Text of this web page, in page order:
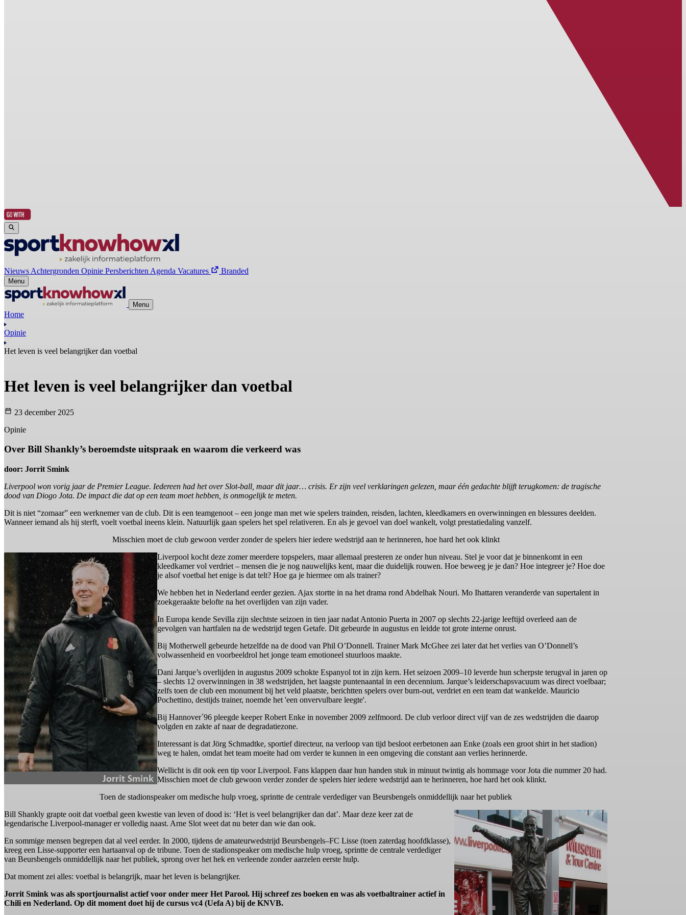
Nieuws Achtergronden Opinie Persberichten Agenda Vacatures Branded
Menu
Menu
Home
Opinie
Het leven is veel belangrijker dan voetbal
Het leven is veel belangrijker dan voetbal
23 december 2025
Opinie
Over Bill Shankly’s beroemdste uitspraak en waarom die verkeerd was
door: Jorrit Smink
Liverpool won vorig jaar de Premier League. Iedereen had het over Slot-ball, maar dit jaar… crisis. Er zijn veel verklaringen gelezen, maar één gedachte blijft terugkomen: de tragische
dood van Diogo Jota. De impact die dat op een team moet hebben, is onmogelijk te meten.
Dit is niet “zomaar” een werknemer van de club. Dit is een teamgenoot – een jonge man met wie spelers trainden, reisden, lachten, kleedkamers en overwinningen en blessures deelden.
Wanneer iemand als hij sterft, voelt voetbal ineens klein. Natuurlijk gaan spelers het spel relativeren. En als je gevoel van doel wankelt, volgt prestatiedaling vanzelf.
Misschien moet de club gewoon verder zonder de spelers hier iedere wedstrijd aan te herinneren, hoe hard het ook klinkt
Liverpool kocht deze zomer meerdere topspelers, maar allemaal presteren ze onder hun niveau. Stel je voor dat je binnenkomt in een
kleedkamer vol verdriet – mensen die je nog nauwelijks kent, maar die duidelijk rouwen. Hoe beweeg je je dan? Hoe integreer je? Hoe doe
je alsof voetbal het enige is dat telt? Hoe ga je hiermee om als trainer?
We hebben het in Nederland eerder gezien. Ajax stortte in na het drama rond Abdelhak Nouri. Mo Ihattaren veranderde van supertalent in
zoekgeraakte belofte na het overlijden van zijn vader.
In Europa kende Sevilla zijn slechtste seizoen in tien jaar nadat Antonio Puerta in 2007 op slechts 22-jarige leeftijd overleed aan de
gevolgen van hartfalen na de wedstrijd tegen Getafe. Dit gebeurde in augustus en leidde tot grote interne onrust.
Bij Motherwell gebeurde hetzelfde na de dood van Phil O’Donnell. Trainer Mark McGhee zei later dat het verlies van O’Donnell’s
volwassenheid en voorbeeldrol het jonge team emotioneel stuurloos maakte.
Dani Jarque’s overlijden in augustus 2009 schokte Espanyol tot in zijn kern. Het seizoen 2009–10 leverde hun scherpste terugval in jaren op
– slechts 12 overwinningen in 38 wedstrijden, het laagste puntenaantal in een decennium. Jarque’s leiderschapsvacuum was direct voelbaar;
zelfs toen de club een monument bij het veld plaatste, berichtten spelers over burn-out, verdriet en een team dat wankelde. Mauricio
Pochettino, destijds trainer, noemde het 'een onvervulbare leegte'.
Bij Hannover´96 pleegde keeper Robert Enke in november 2009 zelfmoord. De club verloor direct vijf van de zes wedstrijden die daarop
volgden en zakte af naar de degradatiezone.
Interessant is dat Jörg Schmadtke, sportief directeur, na verloop van tijd besloot eerbetonen aan Enke (zoals een groot shirt in het stadion)
weg te halen, omdat het team moeite had om verder te kunnen in een omgeving die constant aan verlies herinnerde.
Wellicht is dit ook een tip voor Liverpool. Fans klappen daar hun handen stuk in minuut twintig als hommage voor Jota die nummer 20 had.
Misschien moet de club gewoon verder zonder de spelers hier iedere wedstrijd aan te herinneren, hoe hard het ook klinkt.
Toen de stadionspeaker om medische hulp vroeg, sprintte de centrale verdediger van Beursbengels onmiddellijk naar het publiek
Bill Shankly grapte ooit dat voetbal geen kwestie van leven of dood is: ‘Het is veel belangrijker dan dat’. Maar deze keer zat de
legendarische Liverpool-manager er volledig naast. Arne Slot weet dat nu beter dan wie dan ook.
En sommige mensen begrepen dat al veel eerder. In 2000, tijdens de amateurwedstrijd Beursbengels–FC Lisse (toen zaterdag hoofdklasse),
kreeg een Lisse-supporter een hartaanval op de tribune. Toen de stadionspeaker om medische hulp vroeg, sprintte de centrale verdediger
van Beursbengels onmiddellijk naar het publiek, sprong over het hek en verleende zonder aarzelen eerste hulp.
Dat moment zei alles: voetbal is belangrijk, maar het leven is belangrijker.
Jorrit Smink was als sportjournalist actief voor onder meer Het Parool. Hij schreef zes boeken en was als voetbaltrainer actief in
Chili en Nederland. Op dit moment doet hij de cursus vc4 (Uefa A) bij de KNVB.